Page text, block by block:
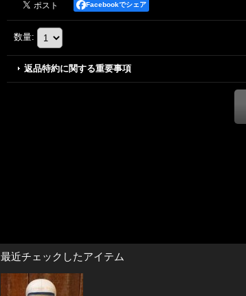
Facebookでシェア
数量:
返品特約に関する重要事項
最近チェックしたアイテム